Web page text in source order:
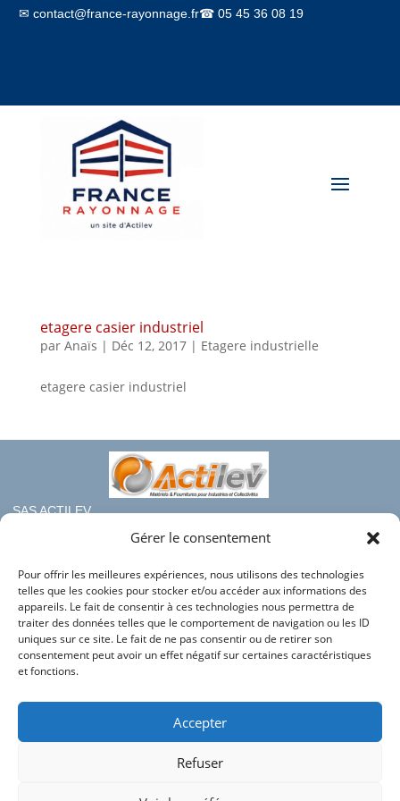
Gérer le consentement
Pour offrir les meilleures expériences, nous utilisons des technologies
telles que les cookies pour stocker et/ou accéder aux informations des
appareils. Le fait de consentir à ces technologies nous permettra de
traiter des données telles que le comportement de navigation ou les ID
uniques sur ce site. Le fait de ne pas consentir ou de retirer son
consentement peut avoir un effet négatif sur certaines caractéristiques
et fonctions.
Accepter
Refuser
✉ contact@france-rayonnage.fr☎ 05 45 36 08 19
etagere casier industriel
par Anaïs | Déc 12, 2017| Etagere industrielle
etagere casier industriel
SAS ACTILEV
112 bis rue haute de Crouin
Téléphone : 05.45.36.08.19
Mail : contact@france-rayonnage.fr
Nos autres sites du groupe :
Actilev
Bac en Plastique
Conditions générales de vente